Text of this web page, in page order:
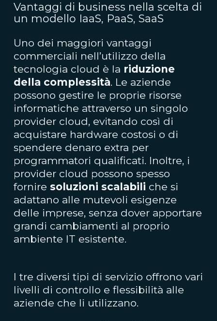
Vantaggi di business nella scelta di
un modello IaaS, PaaS, SaaS
Uno dei maggiori vantaggi
commerciali nell’utilizzo della
tecnologia cloud è la riduzione
della complessità. Le aziende
possono gestire le proprie risorse
informatiche attraverso un singolo
provider cloud, evitando così di
acquistare hardware costosi o di
spendere denaro extra per
programmatori qualificati. Inoltre, i
provider cloud possono spesso
fornire soluzioni scalabili che si
adattano alle mutevoli esigenze
delle imprese, senza dover apportare
grandi cambiamenti al proprio
ambiente IT esistente.
I tre diversi tipi di servizio offrono vari
livelli di controllo e flessibilità alle
aziende che li utilizzano.